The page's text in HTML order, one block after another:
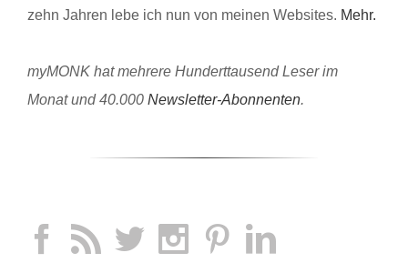
zehn Jahren lebe ich nun von meinen Websites. Mehr.
myMONK hat mehrere Hunderttausend Leser im
Monat und 40.000 Newsletter-Abonnenten.